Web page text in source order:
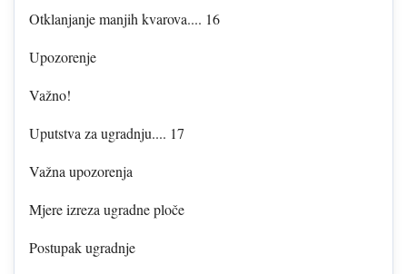
Otklanjanje manjih kvarova.... 16
Upozorenje
Važno!
Uputstva za ugradnju.... 17
Važna upozorenja
Mjere izreza ugradne ploče
Postupak ugradnje